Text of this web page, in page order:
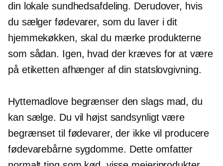
din lokale sundhedsafdeling. Derudover, hvis
du sælger fødevarer, som du laver i dit
hjemmekøkken, skal du mærke produkterne
som sådan. Igen, hvad der kræves for at være
på etiketten afhænger af din statslovgivning.
Hyttemadlove begrænser den slags mad, du
kan sælge. Du vil højst sandsynligt være
begrænset til fødevarer, der ikke vil producere
fødevarebårnesygdomme. Dette omfatter